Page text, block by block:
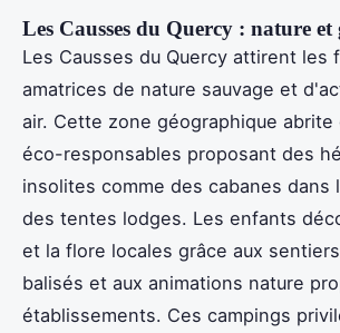
Les Causses du Quercy : nature
Les Causses du Quercy attirent les
amatrices de nature sauvage et
air. Cette zone géographique abrite
éco-responsables proposant des
insolites comme des cabanes dans
des tentes lodges. Les enfants
et la flore locales grâce aux
balisés et aux animations nature
établissements. Ces campings